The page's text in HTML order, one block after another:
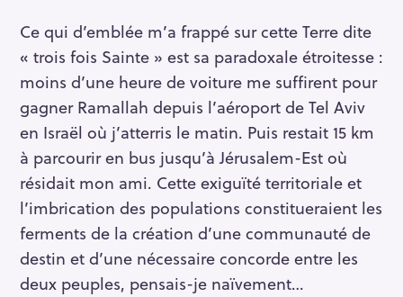
Ce qui d’emblée m’a frappé sur cette Terre dite
« trois fois Sainte » est sa paradoxale étroitesse :
moins d’une heure de voiture me suffirent pour
gagner Ramallah depuis l’aéroport de Tel Aviv
en Israël où j’atterris le matin. Puis restait 15 km
à parcourir en bus jusqu’à Jérusalem-Est où
résidait mon ami. Cette exiguïté territoriale et
l’imbrication des populations constitueraient les
ferments de la création d’une communauté de
destin et d’une nécessaire concorde entre les
deux peuples, pensais-je naïvement…